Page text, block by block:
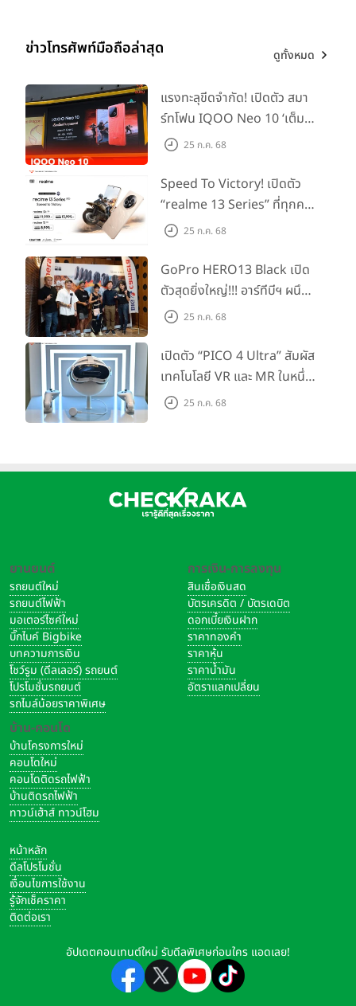
ข่าวโทรศัพท์มือถือล่าสุด ดูทั้งหมด
แรงทะลุขีดจำกัด! เปิดตัว สมา
ร์ทโฟน IQOO Neo 10 ‘เต็ม
แม็กซ์ในทุกแมตช์’ ในราคาเริ่ม
25 ก.ค. 68
Speed To Victory! เปิดตัว
“realme 13 Series” ที่ทุกคน
รอคอย อัพเกรดชิปเซ็ตตัวแรง
Dominator แห่งปี! ในราคา
เริ่มต้นเพียง 8,999 บาท
25 ก.ค. 68
GoPro HERO13 Black เปิด
ตัวสุดยิ่งใหญ่!!! อาร์ทีบีฯ ผนึก
กำลัง Big Camera และ
สร้างสรรค์ ‘GoPro...Go Pro
Creators’
25 ก.ค. 68
เปิดตัว “PICO 4 Ultra” สัมผัส
เทคโนโลยี VR และ MR ในหนึ่ง
เดียว ยกระดับการทำงานและ25 ก.ค. 68
ยานยนต์
รถยนต์ใหม่
รถยนต์ไฟฟ้า
มอเตอร์ไซค์ใหม่
บิ๊กไบค์ Bigbike
บทความการเงิน
โชว์รูม (ดีลเลอร์) รถยนต์
โปรโมชั่นรถยนต์
รถไมล์น้อยราคาพิเศษ
บ้าน-คอนโด
บ้านโครงการใหม่
คอนโดใหม่
คอนโดติดรถไฟฟ้า
บ้านติดรถไฟฟ้า
ทาวน์เฮ้าส์ ทาวน์โฮม
การเงิน-การลงทุน
สินเชื่อเงินสด
บัตรเครดิต / บัตรเดบิต
ดอกเบี้ยเงินฝาก
ราคาทองคำ
ราคาหุ้น
ราคาน้ำมัน
อัตราแลกเปลี่ยน
หน้าหลัก
ดีลโปรโมชั่น
เงื่อนไขการใช้งาน
รู้จักเช็คราคา
ติดต่อเรา
อัปเดตคอนเทนต์ใหม่ รับดีลพิเศษก่อนใคร แอดเลย!